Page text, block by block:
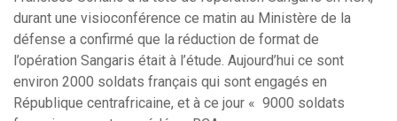
durant une visioconférence ce matin au Ministère de la
défense a confirmé que la réduction de format de
l’opération Sangaris était à l’étude. Aujourd’hui ce sont
environ 2000 soldats français qui sont engagés en
République centrafricaine, et à ce jour « 9000 soldats